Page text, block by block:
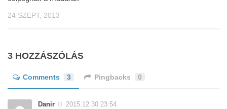
24 SZEPT, 2013
3 HOZZÁSZÓLÁS
Comments 3 Pingbacks 0
Danir
2015.12.30 23:54